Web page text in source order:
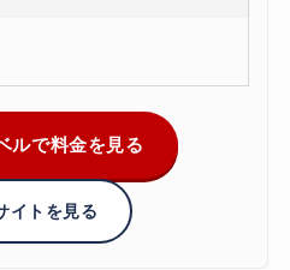
ルで料金を見る
イトを見る